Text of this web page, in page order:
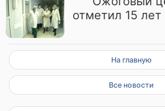
отметил 15
На главную
Все новости